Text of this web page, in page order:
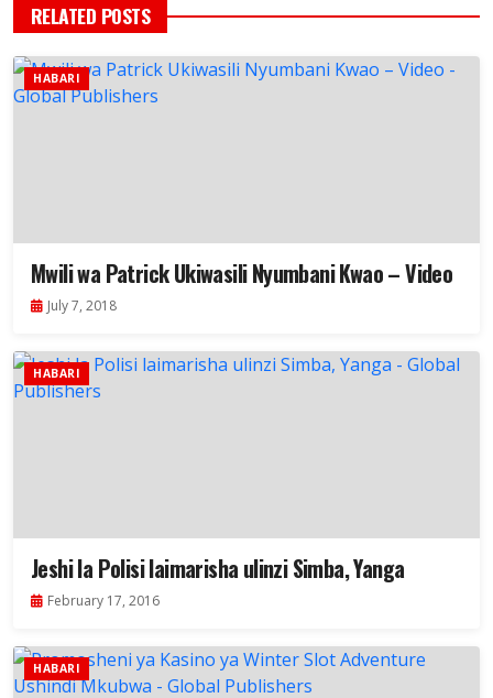
RELATED POSTS
HABARI
Mwili wa Patrick Ukiwasili Nyumbani Kwao – Video
July 7, 2018
HABARI
Jeshi la Polisi laimarisha ulinzi Simba, Yanga
February 17, 2016
HABARI